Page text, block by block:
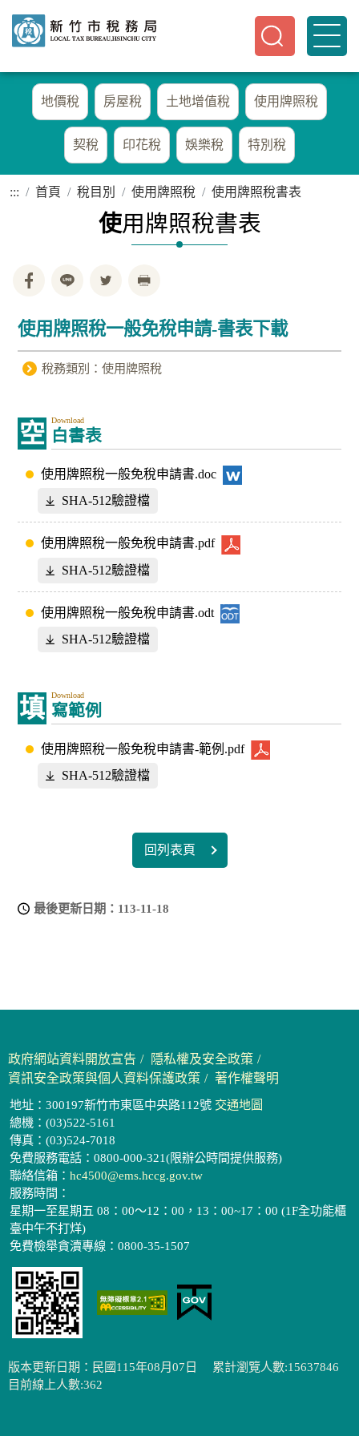
地價稅 房屋稅 土地增值稅 使用牌照稅
契稅 印花稅 娛樂稅 特別稅
::: 首頁 稅目別 使用牌照稅 使用牌照稅書表
使用牌照稅書表
使用牌照稅一般免稅申請-書表下載
稅務類別：使用牌照稅
空 Download
白書表
使用牌照稅一般免稅申請書.doc
SHA-512驗證檔
使用牌照稅一般免稅申請書.pdf
SHA-512驗證檔
使用牌照稅一般免稅申請書.odt
SHA-512驗證檔
填 Download
寫範例
使用牌照稅一般免稅申請書-範例.pdf
SHA-512驗證檔
回列表頁
最後更新日期： 113-11-18
政府網站資料開放宣告
隱私權及安全政策
資訊安全政策與個人資料保護政策
著作權聲明
地址：300197新竹市東區中央路112號 交通地圖
總機：(03)522-5161
傳真：(03)524-7018
免費服務電話：0800-000-321(限辦公時間提供服務)
聯絡信箱： hc4500@ems.hccg.gov.tw
服務時間：
星期一至星期五 08：00～12：00，13：00~17：00 (1F全功能櫃
臺中午不打烊)
免費檢舉貪瀆專線：0800-35-1507
版本更新日期：民國115年08月07日
累計瀏覽人數:15637846
目前線上人數:362